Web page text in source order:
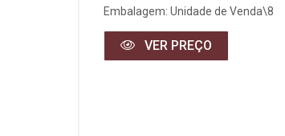
Embalagem: Unidade de Venda\8
VER PREÇO